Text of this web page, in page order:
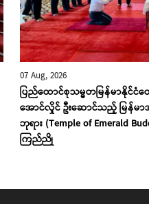
07 Aug, 2026
ပြည်ထောင်စုသမ္မတမြန်မာနိုင်ငံ
အောင်လှိုင် ဦးဆောင်သည့် မြန်
ဘုရား (Temple of Emerald
ကြည်ညို